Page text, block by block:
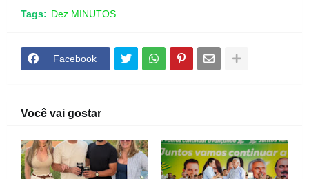
Tags: Dez MINUTOS
Facebook
Você vai gostar